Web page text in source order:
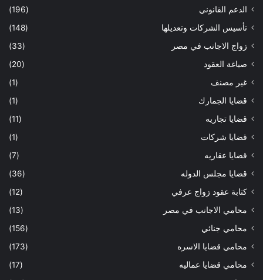
الدعم القانوني
(196)
تأسيس الشركات وتعديلها
(148)
زواج الاجانب في مصر
(33)
صياغة العقود
(20)
غير مصنف
(1)
قضايا الجمارك
(1)
قضايا تجاريه
(11)
قضايا شركات
(1)
قضايا عقاريه
(7)
قضايا مجلس الدوله
(36)
كتابة عقود زواج عرفي
(12)
محامي الاجانب في مصر
(13)
محامي جنائي
(156)
محامي قضايا الاسره
(173)
محامي قضايا عماليه
(17)